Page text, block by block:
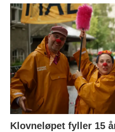
Klovneløpet fyller 15